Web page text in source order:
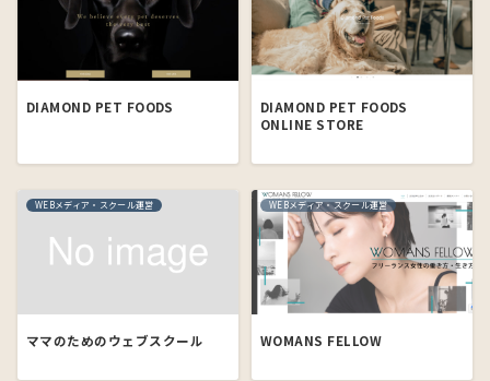
DIAMOND PET FOODS
DIAMOND PET FOODS
ONLINE STORE
WEBメディア・スクール運営
ママのためのウェブスクール
WEBメディア・スクール運営
WOMANS FELLOW